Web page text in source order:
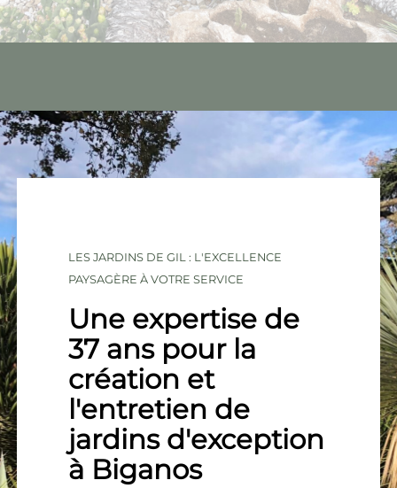
LES JARDINS DE GIL : L'EXCELLENCE
PAYSAGÈRE À VOTRE SERVICE
Une expertise de
37 ans pour la
création et
l'entretien de
jardins d'exception
à Biganos